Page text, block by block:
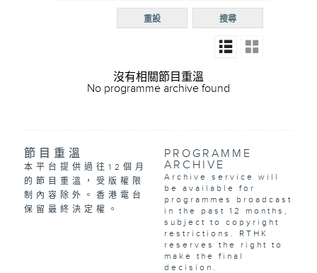
R5
普通
搜尋
重設
沒有相關節目重溫
No programme archive found
節目重溫
本平台提供過往12個月
的節目重溫，受版權限
制內容除外。香港電台
保留最終決定權。
PROGRAMME
ARCHIVE
Archive service will
be available for
programmes broadcast
in the past 12 months,
subject to copyright
restrictions. RTHK
reserves the right to
make the final
decision.